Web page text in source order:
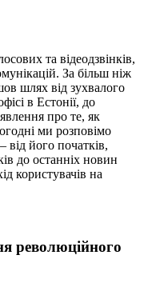
та відеодзвінків,
За більш ніж
шлях від зухвалого
в Естонії, до
про те, як
ми розповімо
від його початків,
до останніх новин
користувачів на
революційного